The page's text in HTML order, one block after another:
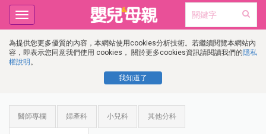
為提供您更多優質的內容，本網站使用cookies分析技術。若繼續閱覽本網站內
容，即表示您同意我們使用 cookies， 關於更多cookies資訊請閱讀我們的隱私
權說明 。
我知道了
Toggle
navigation
醫師專欄 婦產科 小兒科 其他分科